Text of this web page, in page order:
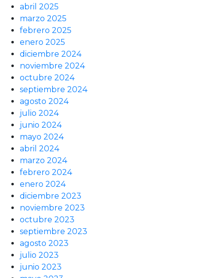
abril 2025
marzo 2025
febrero 2025
enero 2025
diciembre 2024
noviembre 2024
octubre 2024
septiembre 2024
agosto 2024
julio 2024
junio 2024
mayo 2024
abril 2024
marzo 2024
febrero 2024
enero 2024
diciembre 2023
noviembre 2023
octubre 2023
septiembre 2023
agosto 2023
julio 2023
junio 2023